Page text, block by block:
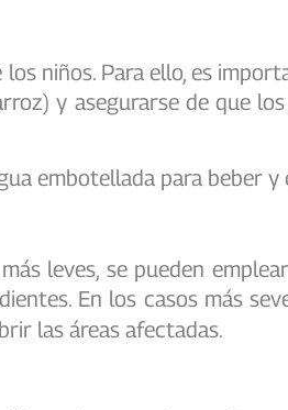
niños. Para ello, es
y asegurarse de que
embotellada para beber y
leves, se pueden
En los casos más
las áreas afectadas.